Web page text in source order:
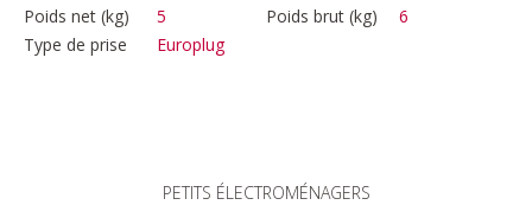
Poids net (kg) 5 Poids brut (kg)
6
Type de prise
Europlug
PETITS ÉLECTROMÉNAGERS